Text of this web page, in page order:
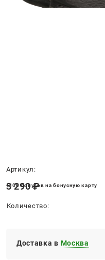
Артикул:
3 290 ₽
+100 бонусов на бонусную карту
Количество:
Доставка в Москва